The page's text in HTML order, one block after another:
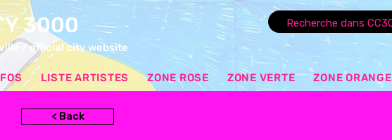
3000
/ official city website
LISTE ARTISTES ZONE ROSE ZONE VERTE ZONE ORANGE
< Back